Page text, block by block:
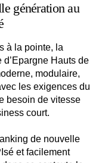
génération au
à la pointe, la
Hauts de
modulaire,
les exigences du
besoin de vitesse
court.
de nouvelle
et facilement